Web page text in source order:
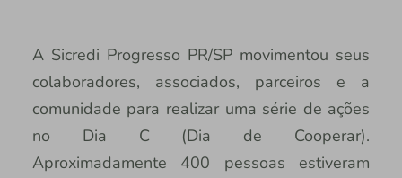
A Sicredi Progresso PR/SP movimentou seus
colaboradores, associados, parceiros e a
comunidade para realizar uma série de ações
no Dia C (Dia de Cooperar).
Aproximadamente 400 pessoas estiveram